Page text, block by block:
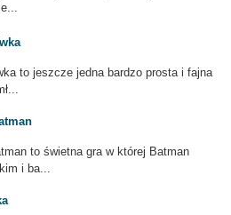
to jeszcze jedna bardzo prosta i fajna
to świetna gra w której Batman
i ba...